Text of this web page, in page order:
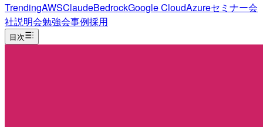
TrendingAWSClaudeBedrockGoogle CloudAzureセミナー会
社説明会勉強会事例採用
目次